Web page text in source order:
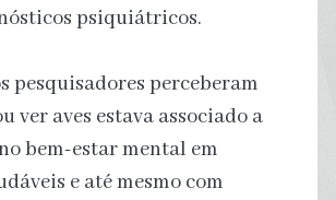
psiquiátricos.
pesquisadores perceberam
ver aves estava associado a
bem-estar mental em
​​e até mesmo com